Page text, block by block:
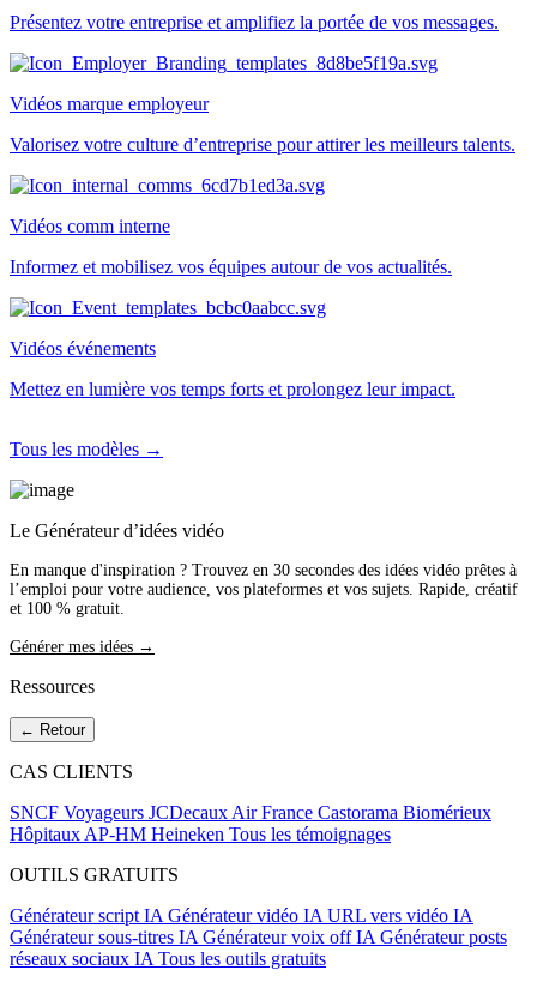
Présentez votre entreprise et amplifiez la portée de vos messages.
Vidéos marque employeur
Valorisez votre culture d’entreprise pour attirer les meilleurs talents.
Vidéos comm interne
Informez et mobilisez vos équipes autour de vos actualités.
Vidéos événements
Mettez en lumière vos temps forts et prolongez leur impact.
Tous les modèles →
Le Générateur d’idées vidéo
En manque d'inspiration ? Trouvez en 30 secondes des idées vidéo prêtes à
l’emploi pour votre audience, vos plateformes et vos sujets. Rapide, créatif
et 100 % gratuit.
Générer mes idées →
Ressources
← Retour
CAS CLIENTS
SNCF Voyageurs JCDecaux Air France Castorama Biomérieux
Hôpitaux AP-HM Heineken Tous les témoignages
OUTILS GRATUITS
Générateur script IA Générateur vidéo IA URL vers vidéo IA
Générateur sous-titres IA Générateur voix off IA Générateur posts
réseaux sociaux IA Tous les outils gratuits